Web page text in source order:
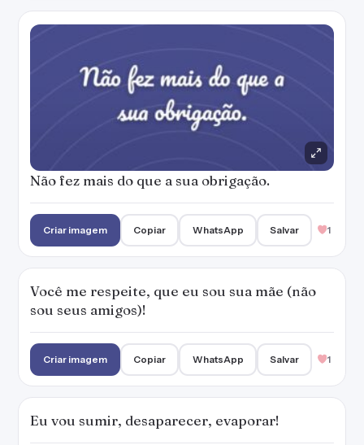
Não fez mais do que a sua obrigação.
Criar imagem Copiar WhatsApp Salvar 1
Você me respeite, que eu sou sua mãe (não
sou seus amigos)!
Criar imagem Copiar WhatsApp Salvar 1
Eu vou sumir, desaparecer, evaporar!